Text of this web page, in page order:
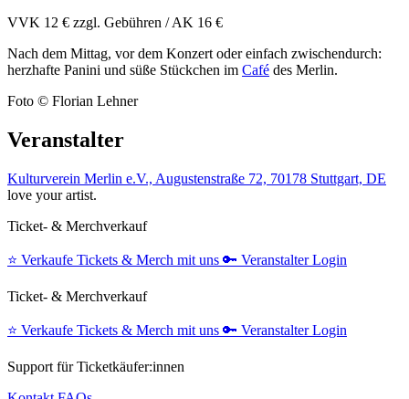
VVK 12 € zzgl. Gebühren / AK 16 €
Nach dem Mittag, vor dem Konzert oder einfach zwischendurch:
herzhafte Panini und süße Stückchen im Café des Merlin.
Foto © Florian Lehner
Veranstalter
Kulturverein Merlin e.V., Augustenstraße 72, 70178 Stuttgart, DE
love your artist.
Ticket- & Merchverkauf
⭐️ Verkaufe Tickets & Merch mit uns 🔑 Veranstalter Login
Ticket- & Merchverkauf
⭐️ Verkaufe Tickets & Merch mit uns 🔑 Veranstalter Login
Support für Ticketkäufer:innen